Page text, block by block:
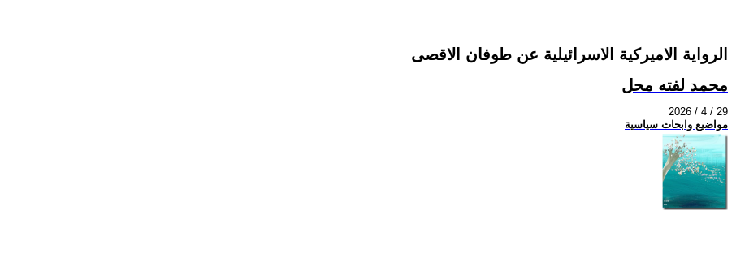
الرواية الاميركية الاسرائيلية عن طوفان الاقصى
محمد لفته محل
2026 / 4 / 29
مواضيع وابحاث سياسية